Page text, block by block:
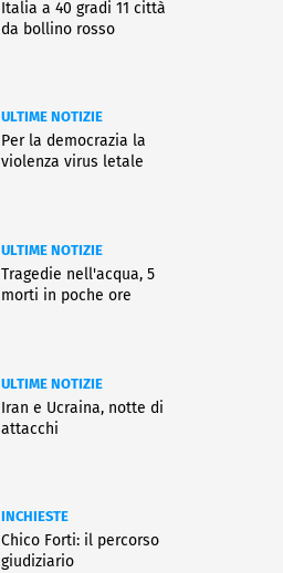
Italia a 40 gradi 11 città
da bollino rosso
ULTIME NOTIZIE
Per la democrazia la
violenza virus letale
ULTIME NOTIZIE
Tragedie nell'acqua, 5
morti in poche ore
ULTIME NOTIZIE
Iran e Ucraina, notte di
attacchi
INCHIESTE
Chico Forti: il percorso
giudiziario